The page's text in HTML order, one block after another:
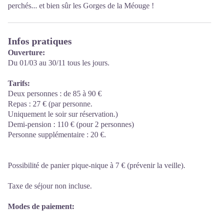
perchés... et bien sûr les Gorges de la Méouge !
Infos pratiques
Ouverture:
Du 01/03 au 30/11 tous les jours.
Tarifs:
Deux personnes : de 85 à 90 €
Repas : 27 € (par personne.
Uniquement le soir sur réservation.)
Demi-pension : 110 € (pour 2 personnes)
Personne supplémentaire : 20 €.
Possibilité de panier pique-nique à 7 € (prévenir la veille).
Taxe de séjour non incluse.
Modes de paiement: